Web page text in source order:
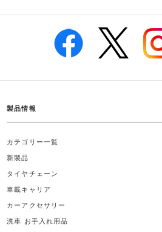
製品情報
カテゴリー一覧
新製品
タイヤチェーン
車載キャリア
カーアクセサリー
洗車 お手入れ用品